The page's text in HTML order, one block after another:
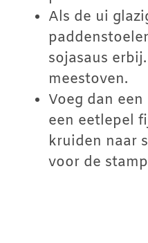
Als de ui
sojasaus
meestoven.
Voeg dan
een eetlepel
kruiden naar
voor de